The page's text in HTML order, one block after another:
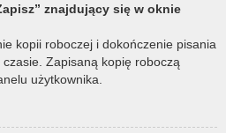
znajdujący się w oknie
kopii roboczej i dokończenie pisania
Zapisaną kopię roboczą
użytkownika.